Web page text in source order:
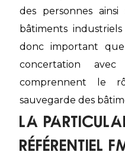
des personnes
bâtiments
donc important
concertation
comprennent le
sauvegarde des
La
référentiel